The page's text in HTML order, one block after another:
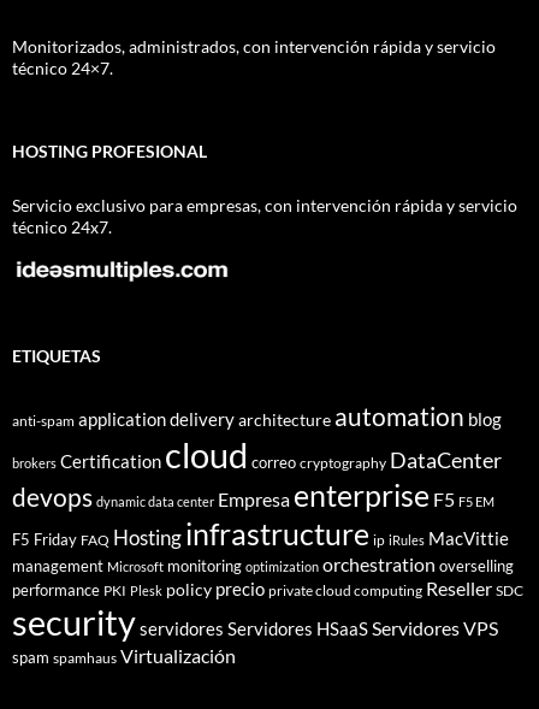
Monitorizados, administrados, con intervención rápida y servicio
técnico 24×7.
HOSTING PROFESIONAL
Servicio exclusivo para empresas, con intervención rápida y servicio
técnico 24x7.
ETIQUETAS
anti-spam application deliveryarchitecture automation blog
brokers Certification cloud correo cryptography DataCenter
devops dynamic data center Empresa enterprise F5 F5 EM
F5 Friday FAQ Hostinginfrastructure ip iRules MacVittie
management Microsoft monitoring optimization orchestration overselling
performance PKI Plesk policy precio private cloud computing Reseller SDC
securityservidores Servidores HSaaSServidores VPS
spam spamhaus Virtualización